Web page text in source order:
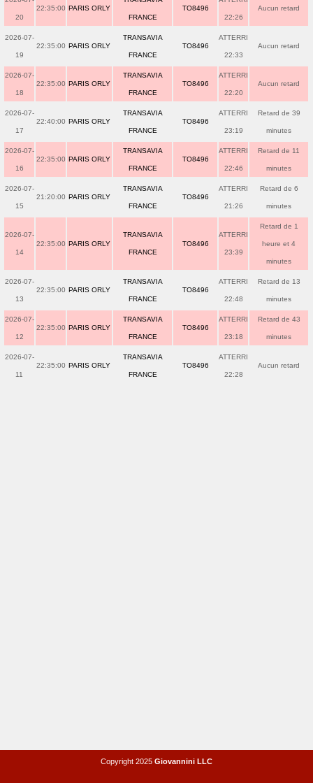
20
22:35:00 PARIS ORLY
FRANCE
TO8496
22:26
Aucun retard
2026-07-
19
22:35:00 PARIS ORLY
TRANSAVIA
FRANCE
TO8496
ATTERRI
22:33
Aucun retard
2026-07-
18
22:35:00 PARIS ORLY
TRANSAVIA
FRANCE
TO8496
ATTERRI
22:20
Aucun retard
2026-07-
17
22:40:00 PARIS ORLY
TRANSAVIA
FRANCE
TO8496
ATTERRI
23:19
Retard de 39
minutes
2026-07-
16
22:35:00 PARIS ORLY
TRANSAVIA
FRANCE
TO8496
ATTERRI
22:46
Retard de 11
minutes
2026-07-
15
21:20:00 PARIS ORLY
TRANSAVIA
FRANCE
TO8496
ATTERRI
21:26
Retard de 6
minutes
2026-07-
14
22:35:00 PARIS ORLY
TRANSAVIA
FRANCE
TO8496
ATTERRI
23:39
Retard de 1
heure et 4
minutes
2026-07-
13
22:35:00 PARIS ORLY
TRANSAVIA
FRANCE
TO8496
ATTERRI
22:48
Retard de 13
minutes
2026-07-
12
22:35:00 PARIS ORLY
TRANSAVIA
FRANCE
TO8496
ATTERRI
23:18
Retard de 43
minutes
2026-07-
11
22:35:00 PARIS ORLY
TRANSAVIA
FRANCE
TO8496
ATTERRI
22:28
Aucun retard
Copyright 2025 Giovannini LLC